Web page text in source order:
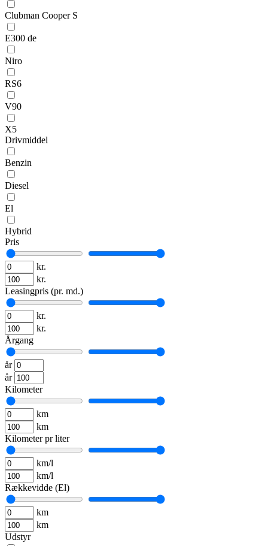
Clubman Cooper S
E300 de
Niro
RS6
V90
X5
Drivmiddel
Benzin
Diesel
El
Hybrid
Pris
kr.
kr.
Leasingpris (pr. md.)
kr.
kr.
Årgang
år
år
Kilometer
km
km
Kilometer pr liter
km/l
km/l
Rækkevidde (El)
km
km
Udstyr